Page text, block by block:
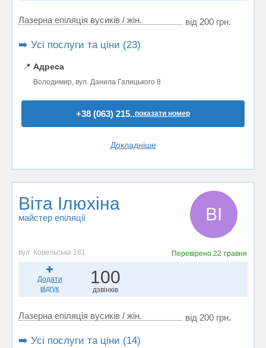
Лазерна епіляція вусиків / жін. від 200 грн.
➡️ Усі послуги та ціни (23)
📍 Адреса
Володимир, вул. Данила Галицького 8
+38 (063) 215..показати номер
Докладніше
Віта Ілюхіна
майстер епіляції ВІ
вул. Ковельська 181 Перевірено22 травня
Додати
відгук
100
дзвінків
Лазерна епіляція вусиків / жін. від 200 грн.
➡️ Усі послуги та ціни (14)